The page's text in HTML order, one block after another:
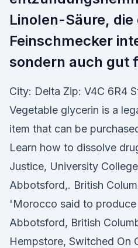
Linolen-Säure,
Feinschmecker
sondern auch gut
City: Delta Zip: V4C 6R4
Vegetable glycerin is a
item that can be
Learn how to dissolve
Justice, University
Abbotsford,. British
'Morocco said to
Abbotsford, British
Hempstore, Switched On